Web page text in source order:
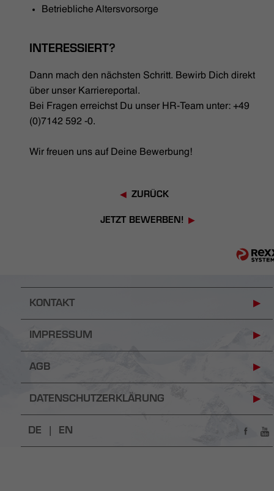
Betriebliche Altersvorsorge
INTERESSIERT?
Dann mach den nächsten Schritt. Bewirb Dich direkt
über unser Karriereportal.
Bei Fragen erreichst Du unser HR-Team unter: +49
(0)7142 592 -0.
Wir freuen uns auf Deine Bewerbung!
ZURÜCK
JETZT BEWERBEN!
KONTAKT
IMPRESSUM
AGB
DATENSCHUTZERKLÄRUNG
DE | EN